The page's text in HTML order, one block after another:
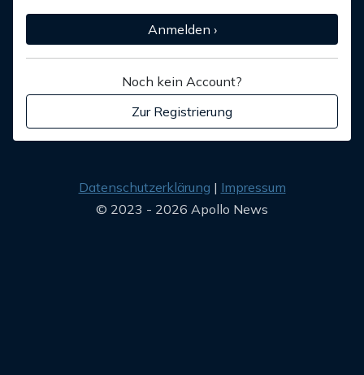
Anmelden ›
Noch kein Account?
Zur Registrierung
Datenschutzerklärung
Impressum
© 2023 - 2026 Apollo News